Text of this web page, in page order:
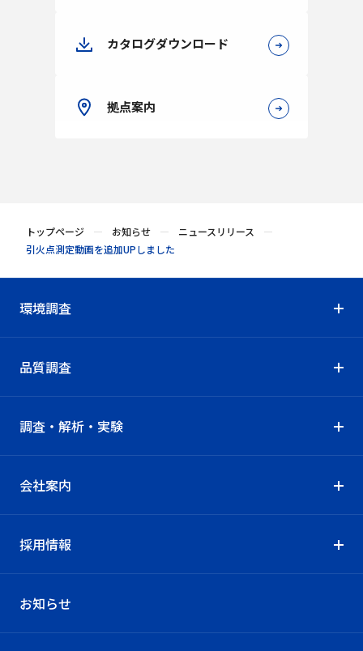
カタログダウンロード
拠点案内
トップページ お知らせ
ニュースリリース
引火点測定動画を追加UPしました
環境調査
品質調査
調査・解析・実験
会社案内
採用情報
お知らせ